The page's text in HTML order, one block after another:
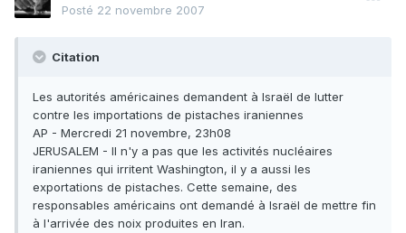
Posté 22 novembre 2007
Citation
Les autorités américaines demandent à Israël de lutter
contre les importations de pistaches iraniennes
AP - Mercredi 21 novembre, 23h08
JERUSALEM - Il n'y a pas que les activités nucléaires
iraniennes qui irritent Washington, il y a aussi les
exportations de pistaches. Cette semaine, des
responsables américains ont demandé à Israël de mettre fin
à l'arrivée des noix produites en Iran.